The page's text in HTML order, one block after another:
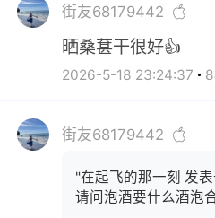
街友68179442
晒桑葚干很好👍
2026-5-18 23:24:37
街友68179442
"在起飞的那一刻 发
请问泡酒要什么酒泡